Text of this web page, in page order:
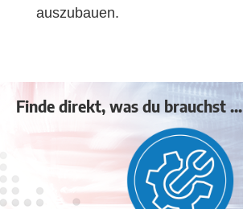
auszubauen.
Finde direkt, was du brauchst ...